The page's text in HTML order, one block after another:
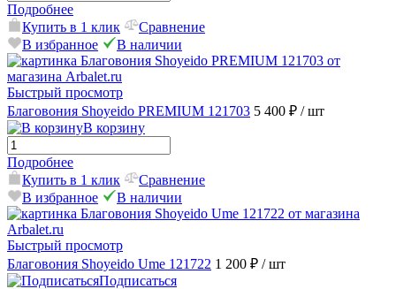
Подробнее
Купить в 1 клик
Сравнение
В избранное
В наличии
Быстрый просмотр
Благовония Shoyeido PREMIUM 121703 5 400 ₽ / шт
В корзину
Подробнее
Купить в 1 клик
Сравнение
В избранное
В наличии
Быстрый просмотр
Благовония Shoyeido Ume 121722 1 200 ₽ / шт
Подписаться